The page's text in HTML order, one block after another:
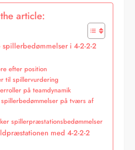
article:
i 4-2-2-2
efter position
til spillervurdering
på teamdynamik
på tværs af
spillerpræstationsbedømmelser
med 4-2-2-2